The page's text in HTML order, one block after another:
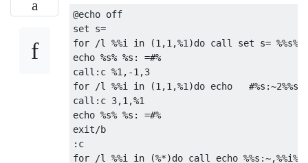
@echo off
set s=
for /l %%i in (1,1,%1)do call set s= %%s%%
echo %s% %s: =#%
call:c %1,-1,3
for /l %%i in (1,1,%1)do echo
call:c 3,1,%1
echo %s% %s: =#%
exit/b
:c